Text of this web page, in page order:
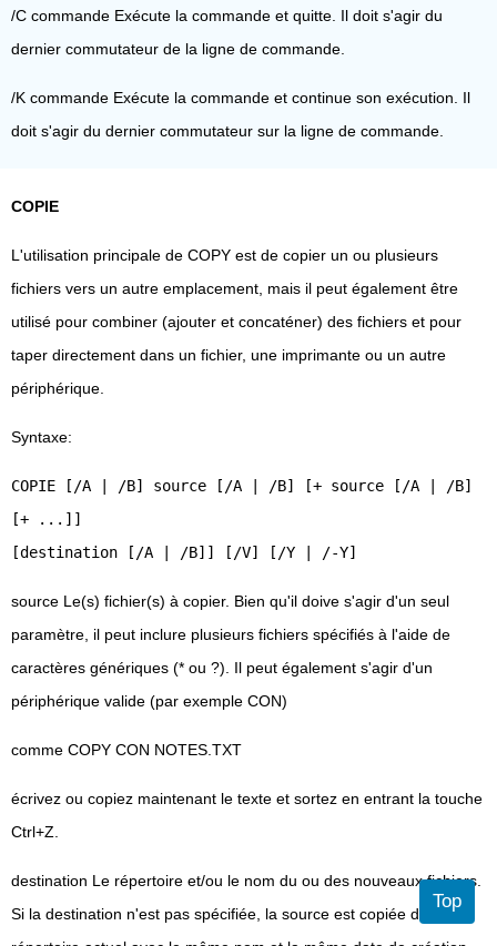
/C commande Exécute la commande et quitte. Il doit s'agir du
dernier commutateur de la ligne de commande.
/K commande Exécute la commande et continue son exécution. Il
doit s'agir du dernier commutateur sur la ligne de commande.
COPIE
L'utilisation principale de COPY est de copier un ou plusieurs
fichiers vers un autre emplacement, mais il peut également être
utilisé pour combiner (ajouter et concaténer) des fichiers et pour
taper directement dans un fichier, une imprimante ou un autre
périphérique.
Syntaxe:
COPIE [/A | /B] source [/A | /B] [+ source [/A | /B]
[+ ...]]
[destination [/A | /B]] [/V] [/Y | /-Y]
source Le(s) fichier(s) à copier. Bien qu'il doive s'agir d'un seul
paramètre, il peut inclure plusieurs fichiers spécifiés à l'aide de
caractères génériques (* ou ?). Il peut également s'agir d'un
périphérique valide (par exemple CON)
comme COPY CON NOTES.TXT
écrivez ou copiez maintenant le texte et sortez en entrant la touche
Ctrl+Z.
destination Le répertoire et/ou le nom du ou des nouveaux fichiers.
Si la destination n'est pas spécifiée, la source est copiée dans le
Top